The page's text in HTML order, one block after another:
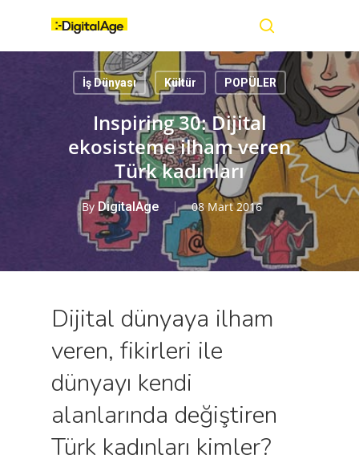
content
İş Dünyası Kültür POPÜLER
Inspiring 30: Dijital
ekosisteme ilham veren
Türk kadınları
By DigitalAge 08 Mart 2016
Dijital dünyaya ilham
veren, fikirleri ile
dünyayı kendi
alanlarında değiştiren
Türk kadınları kimler?